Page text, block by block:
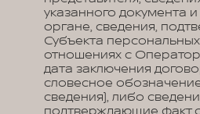
указанного документа
органе, сведения,
Субъекта
отношениях с
дата заключения
словесное
сведения), либо